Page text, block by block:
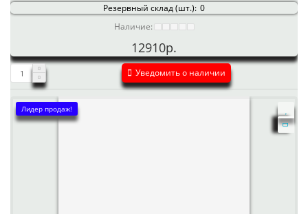
Резервный склад (шт.): 0
Наличие:
12910р.
Уведомить о наличии
Лидер продаж!